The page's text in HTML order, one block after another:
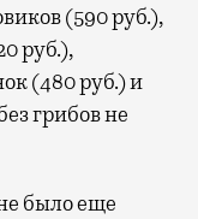
(590 руб.),
руб.),
(480 руб.) и
грибов не
было еще